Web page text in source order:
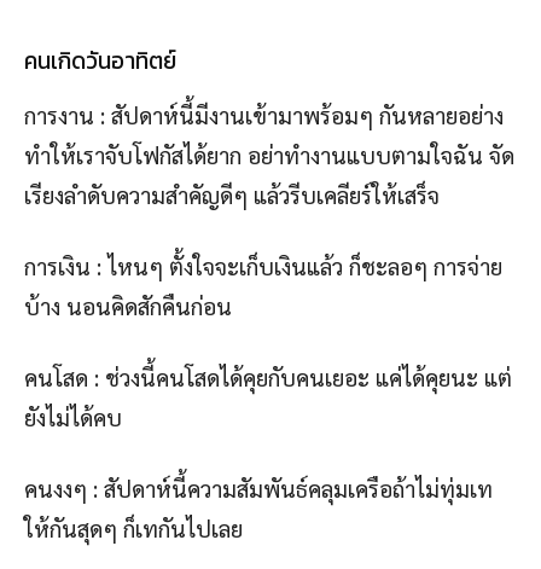
คนเกิดวันอาทิตย์
การงาน : สัปดาห์นี้มีงานเข้ามาพร้อมๆ กันหลายอย่าง
ทำให้เราจับโฟกัสได้ยาก อย่าทำงานแบบตามใจฉัน จัด
เรียงลำดับความสำคัญดีๆ แล้วรีบเคลียร์ให้เสร็จ
การเงิน : ไหนๆ ตั้งใจจะเก็บเงินแล้ว ก็ชะลอๆ การจ่าย
บ้าง นอนคิดสักคืนก่อน
คนโสด : ช่วงนี้คนโสดได้คุยกับคนเยอะ แค่ได้คุยนะ แต่
ยังไม่ได้คบ
คนงงๆ : สัปดาห์นี้ความสัมพันธ์คลุมเครือถ้าไม่ทุ่มเท
ให้กันสุดๆ ก็เทกันไปเลย